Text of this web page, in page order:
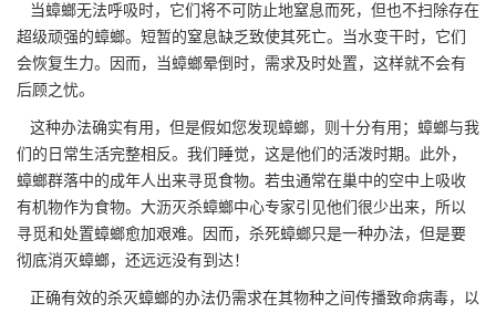
当蟑螂无法呼吸时，它们将不可防止地窒息而死，但也不扫除存在
超级顽强的蟑螂。短暂的窒息缺乏致使其死亡。当水变干时，它们
会恢复生力。因而，当蟑螂晕倒时，需求及时处置，这样就不会有
后顾之忧。
这种办法确实有用，但是假如您发现蟑螂，则十分有用；蟑螂与我
们的日常生活完整相反。我们睡觉，这是他们的活泼时期。此外，
蟑螂群落中的成年人出来寻觅食物。若虫通常在巢中的空中上吸收
有机物作为食物。大沥灭杀蟑螂中心专家引见他们很少出来，所以
寻觅和处置蟑螂愈加艰难。因而，杀死蟑螂只是一种办法，但是要
彻底消灭蟑螂，还远远没有到达！
正确有效的杀灭蟑螂的办法仍需求在其物种之间传播致命病毒，以